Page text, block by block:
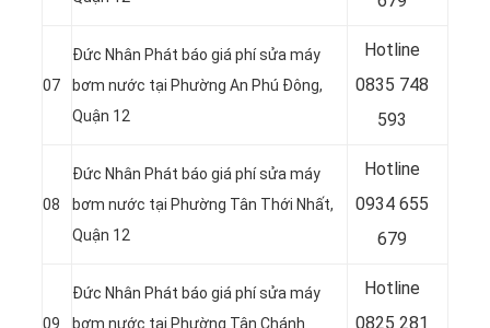
07
Đức Nhân Phát báo giá phí sửa máy
bơm nước tại Phường An Phú Đông,
Quận 12
Hotline
0835 748
593
08
Đức Nhân Phát báo giá phí sửa máy
bơm nước tại Phường Tân Thới Nhất,
Quận 12
Hotline
0934 655
679
09
Đức Nhân Phát báo giá phí sửa máy
bơm nước tại Phường Tân Chánh
Hotline
0825 281